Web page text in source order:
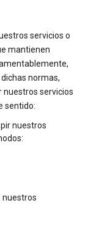
servicios o
mantienen
normas,
nuestros servicios
sentido:
nuestros
nuestros